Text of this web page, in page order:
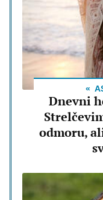
Dnevni
odmoru,